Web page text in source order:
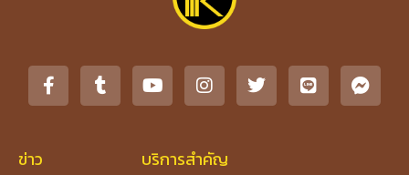
ข่าว บริการสำคัญ